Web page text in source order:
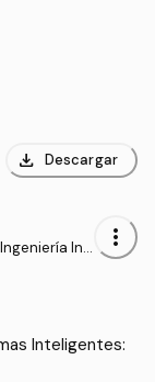
download Descargar
Inf
more_vert
Inteligentes: